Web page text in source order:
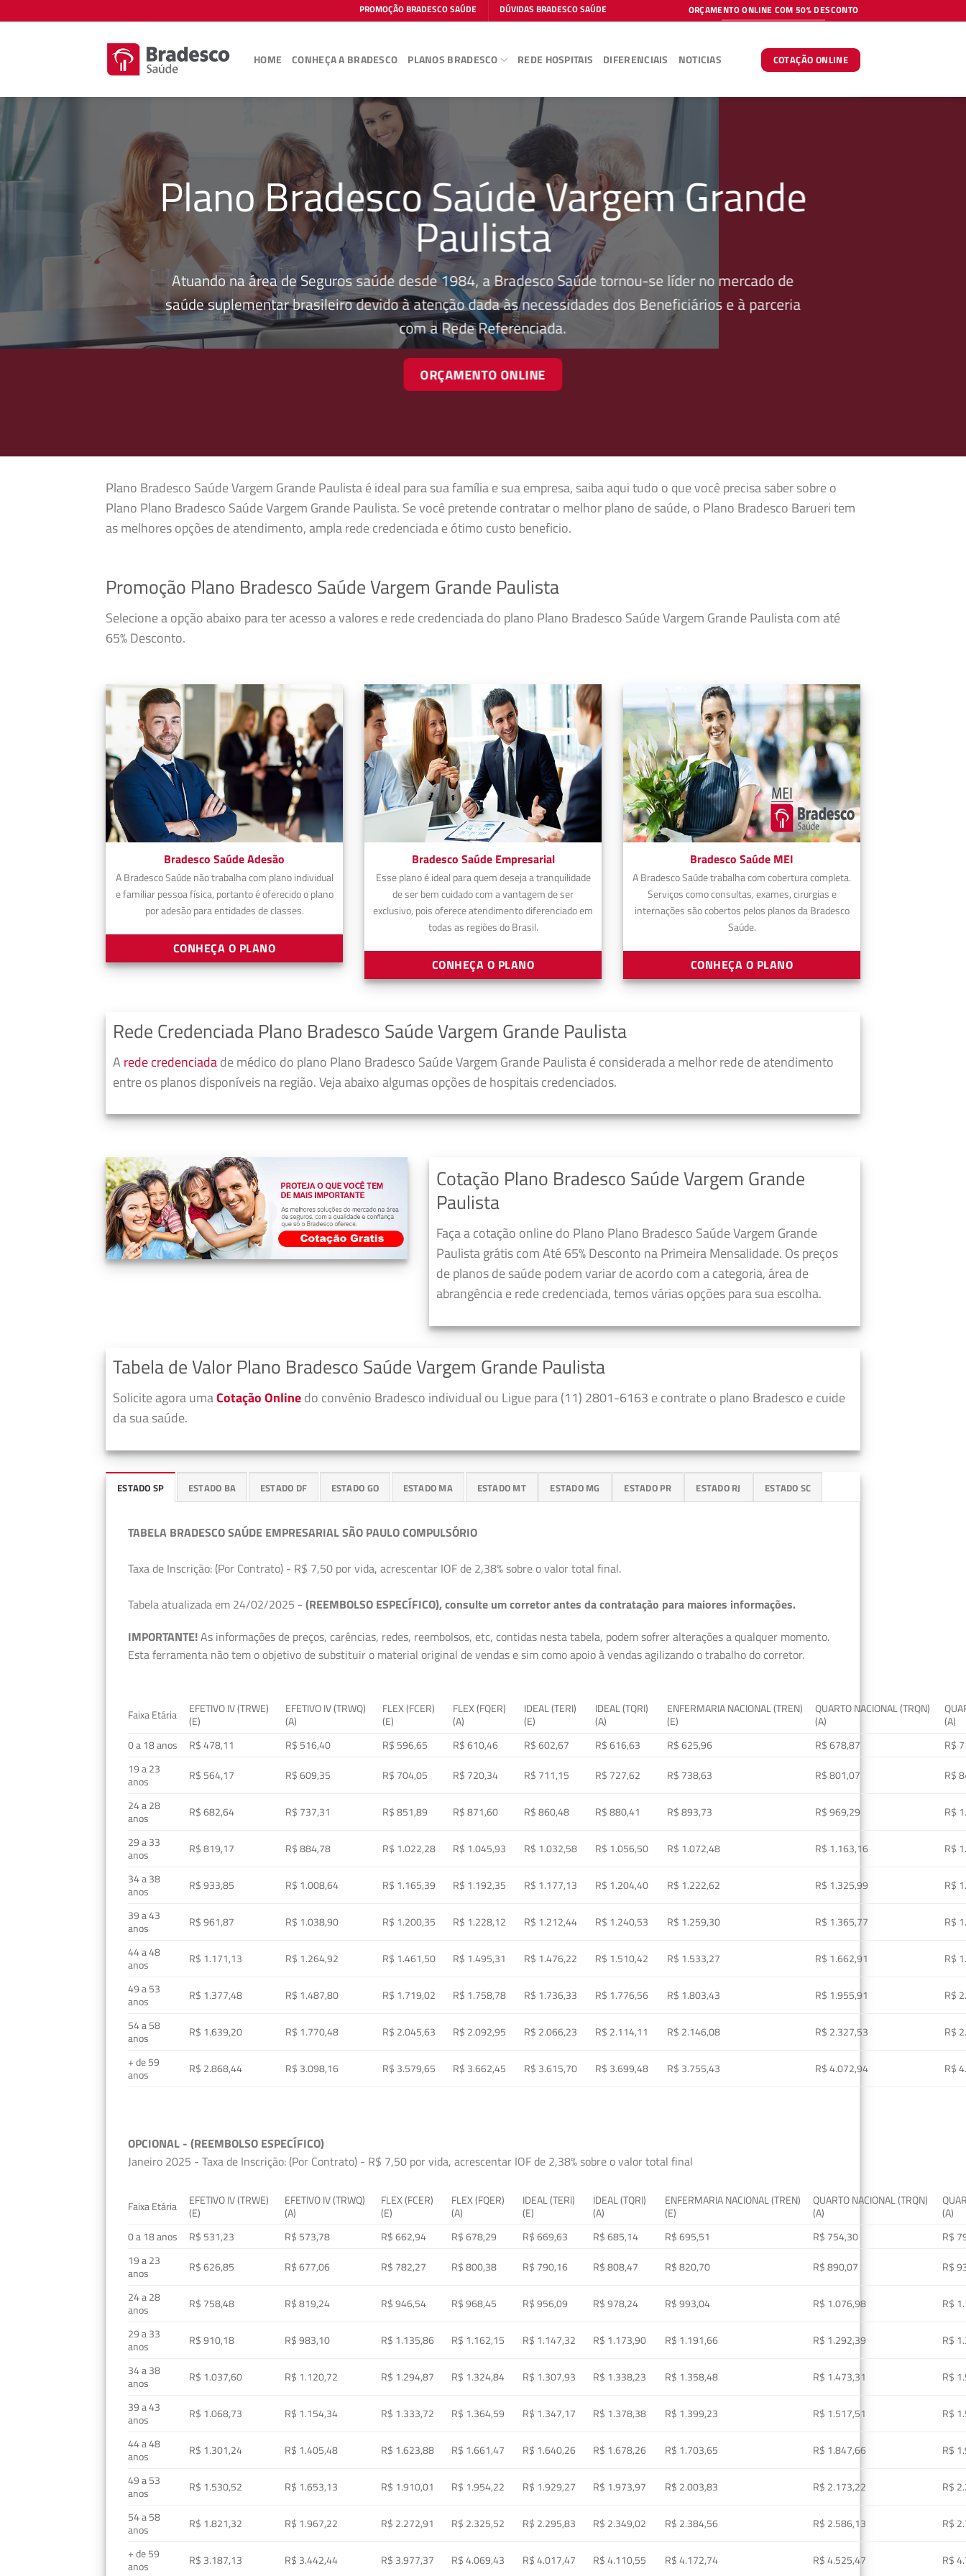
to
PROMOÇÃO BRADESCO SAÚDE DÚVIDAS BRADESCO SAÚDE ORÇAMENTO ONLINE COM 50% DESCONTO
HOME CONHEÇA A BRADESCO PLANOS BRADESCO REDE HOSPITAIS DIFERENCIAIS NOTICIAS COTAÇÃO ONLINE
Plano Bradesco Saúde Vargem Grande
Paulista
Atuando na área de Seguros saúde desde 1984, a Bradesco Saúde tornou-se líder no mercado de
saúde suplementar brasileiro devido à atenção dada às necessidades dos Beneficiários e à parceria
com a Rede Referenciada.
ORÇAMENTO ONLINE
Plano Bradesco Saúde Vargem Grande Paulista é ideal para sua família e sua empresa, saiba aqui tudo o que você precisa saber sobre o
Plano Plano Bradesco Saúde Vargem Grande Paulista. Se você pretende contratar o melhor plano de saúde, o Plano Bradesco Barueri tem
as melhores opções de atendimento, ampla rede credenciada e ótimo custo beneficio.
Promoção Plano Bradesco Saúde Vargem Grande Paulista
Selecione a opção abaixo para ter acesso a valores e rede credenciada do plano Plano Bradesco Saúde Vargem Grande Paulista com até
65% Desconto.
Bradesco Saúde Adesão
A Bradesco Saúde não trabalha com plano individual
e familiar pessoa física, portanto é oferecido o plano
por adesão para entidades de classes.
CONHEÇA O PLANO
Bradesco Saúde Empresarial
Esse plano é ideal para quem deseja a tranquilidade
de ser bem cuidado com a vantagem de ser
exclusivo, pois oferece atendimento diferenciado em
todas as regiões do Brasil.
CONHEÇA O PLANO
Bradesco Saúde MEI
A Bradesco Saúde trabalha com cobertura completa.
Serviços como consultas, exames, cirurgias e
internações são cobertos pelos planos da Bradesco
Saúde.
CONHEÇA O PLANO
Rede Credenciada Plano Bradesco Saúde Vargem Grande Paulista
A rede credenciadade médico do plano Plano Bradesco Saúde Vargem Grande Paulista é considerada a melhor rede de atendimento
entre os planos disponíveis na região. Veja abaixo algumas opções de hospitais credenciados.
Cotação Plano Bradesco Saúde Vargem Grande
Paulista
Faça a cotação online do Plano Plano Bradesco Saúde Vargem Grande
Paulista grátis com Até 65% Desconto na Primeira Mensalidade. Os preços
de planos de saúde podem variar de acordo com a categoria, área de
abrangência e rede credenciada, temos várias opções para sua escolha.
Tabela de Valor Plano Bradesco Saúde Vargem Grande Paulista
Solicite agora umaCotação Onlinedo convênio Bradesco individual ou Ligue para (11) 2801-6163 e contrate o plano Bradesco e cuide
da sua saúde.
ESTADO SP ESTADO BA ESTADO DF ESTADO GO ESTADO MA ESTADO MT ESTADO MG ESTADO PR ESTADO RJ ESTADO SC
TABELA BRADESCO SAÚDE EMPRESARIAL SÃO PAULO COMPULSÓRIO
Taxa de Inscrição: (Por Contrato) - R$ 7,50 por vida, acrescentar IOF de 2,38% sobre o valor total final.
Tabela atualizada em 24/02/2025 - (REEMBOLSO ESPECÍFICO), consulte um corretor antes da contratação para maiores informações.
IMPORTANTE!As informações de preços, carências, redes, reembolsos, etc, contidas nesta tabela, podem sofrer alterações a qualquer momento.
Esta ferramenta não tem o objetivo de substituir o material original de vendas e sim como apoio à vendas agilizando o trabalho do corretor.
Faixa Etária
EFETIVO IV (TRWE)
(E)
EFETIVO IV (TRWQ)
(A)
FLEX (FCER)
(E)
FLEX (FQER)
(A)
IDEAL (TERI)
(E)
IDEAL (TQRI)
(A)
ENFERMARIA NACIONAL (TREN)
(E)
QUARTO NACIONAL (TRQN)
(A)
(A)
0 a 18 anos
R$ 478,11 R$ 516,40 R$ 596,65 R$ 610,46 R$ 602,67 R$ 616,63 R$ 625,96 R$ 678,87
R$
19 a 23
anos
R$ 564,17 R$ 609,35 R$ 704,05 R$ 720,34 R$ 711,15 R$ 727,62 R$ 738,63 R$ 801,07
R$
24 a 28
anos
R$ 682,64 R$ 737,31 R$ 851,89 R$ 871,60 R$ 860,48 R$ 880,41 R$ 893,73 R$ 969,29
R$
29 a 33
anos
R$ 819,17 R$ 884,78 R$ 1.022,28 R$ 1.045,93 R$ 1.032,58 R$ 1.056,50 R$ 1.072,48 R$ 1.163,16
R$
34 a 38
anos
R$ 933,85 R$ 1.008,64 R$ 1.165,39 R$ 1.192,35 R$ 1.177,13 R$ 1.204,40 R$ 1.222,62 R$ 1.325,99
R$
39 a 43
anos
R$ 961,87 R$ 1.038,90 R$ 1.200,35 R$ 1.228,12 R$ 1.212,44 R$ 1.240,53 R$ 1.259,30 R$ 1.365,77
R$
44 a 48
anos
R$ 1.171,13 R$ 1.264,92 R$ 1.461,50 R$ 1.495,31 R$ 1.476,22 R$ 1.510,42 R$ 1.533,27 R$ 1.662,91
R$
49 a 53
anos
R$ 1.377,48 R$ 1.487,80 R$ 1.719,02 R$ 1.758,78 R$ 1.736,33 R$ 1.776,56 R$ 1.803,43 R$ 1.955,91
R$
54 a 58
anos
R$ 1.639,20 R$ 1.770,48 R$ 2.045,63 R$ 2.092,95 R$ 2.066,23 R$ 2.114,11 R$ 2.146,08 R$ 2.327,53
R$
+ de 59
anos
R$ 2.868,44 R$ 3.098,16 R$ 3.579,65 R$ 3.662,45 R$ 3.615,70 R$ 3.699,48 R$ 3.755,43 R$ 4.072,94 R$
OPCIONAL - (REEMBOLSO ESPECÍFICO)
Janeiro 2025 - Taxa de Inscrição: (Por Contrato) - R$ 7,50 por vida, acrescentar IOF de 2,38% sobre o valor total final
Faixa Etária
EFETIVO IV (TRWE)
(E)
EFETIVO IV (TRWQ)
(A)
FLEX (FCER)
(E)
FLEX (FQER)
(A)
IDEAL (TERI)
(E)
IDEAL (TQRI)
(A)
ENFERMARIA NACIONAL (TREN)
(E)
QUARTO NACIONAL (TRQN)
(A)
(A)
0 a 18 anos
R$ 531,23 R$ 573,78 R$ 662,94 R$ 678,29 R$ 669,63 R$ 685,14 R$ 695,51 R$ 754,30
R$
19 a 23
anos
R$ 626,85 R$ 677,06 R$ 782,27 R$ 800,38 R$ 790,16 R$ 808,47 R$ 820,70 R$ 890,07
R$
24 a 28
anos
R$ 758,48 R$ 819,24 R$ 946,54 R$ 968,45 R$ 956,09 R$ 978,24 R$ 993,04 R$ 1.076,98
R$
29 a 33
anos
R$ 910,18 R$ 983,10 R$ 1.135,86 R$ 1.162,15 R$ 1.147,32 R$ 1.173,90 R$ 1.191,66 R$ 1.292,39
R$
34 a 38
anos
R$ 1.037,60 R$ 1.120,72 R$ 1.294,87 R$ 1.324,84 R$ 1.307,93 R$ 1.338,23 R$ 1.358,48 R$ 1.473,31
R$
39 a 43
anos
R$ 1.068,73 R$ 1.154,34 R$ 1.333,72 R$ 1.364,59 R$ 1.347,17 R$ 1.378,38 R$ 1.399,23 R$ 1.517,51
R$
44 a 48
anos
R$ 1.301,24 R$ 1.405,48 R$ 1.623,88 R$ 1.661,47 R$ 1.640,26 R$ 1.678,26 R$ 1.703,65 R$ 1.847,66
R$
49 a 53
anos
R$ 1.530,52 R$ 1.653,13 R$ 1.910,01 R$ 1.954,22 R$ 1.929,27 R$ 1.973,97 R$ 2.003,83 R$ 2.173,22
R$
54 a 58
anos
R$ 1.821,32 R$ 1.967,22 R$ 2.272,91 R$ 2.325,52 R$ 2.295,83 R$ 2.349,02 R$ 2.384,56 R$ 2.586,13
R$
+ de 59
anos
R$ 3.187,13 R$ 3.442,44 R$ 3.977,37 R$ 4.069,43 R$ 4.017,47 R$ 4.110,55 R$ 4.172,74 R$ 4.525,47 R$